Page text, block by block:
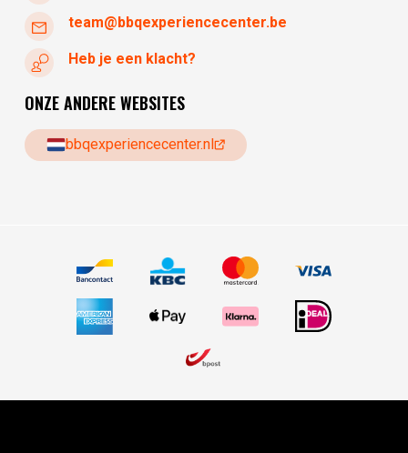
team@bbqexperiencecenter.be
Heb je een klacht?
ONZE ANDERE WEBSITES
bbqexperiencecenter.nl